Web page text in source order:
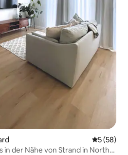
5 (58)
in der Nähe von Strand in North